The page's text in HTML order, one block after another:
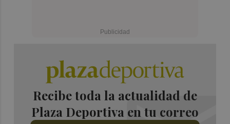
Recibe toda la actualidad de
Plaza Deportiva en tu correo